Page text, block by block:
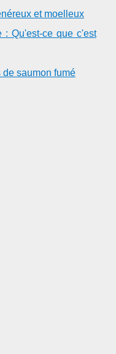
et moelleux
: Qu'est-ce que c'est
de saumon fumé